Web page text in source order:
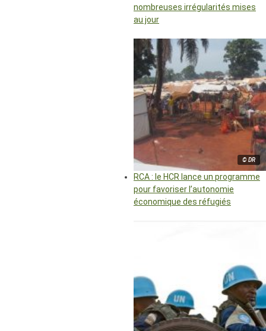
nombreuses irrégularités mises
au jour
© DR
RCA : le HCR lance un programme
pour favoriser l’autonomie
économique des réfugiés